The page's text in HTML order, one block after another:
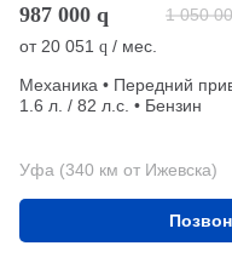
987 000 q 1 050
от 20 051 q / мес.
Механика • Передний
1.6 л. / 82 л.с. • Бензин
Уфа (340 км от Ижевска)